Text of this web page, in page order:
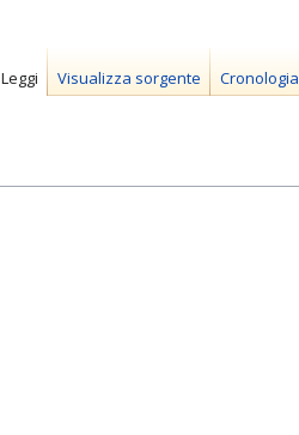
Leggi Visualizza sorgente Cronologia